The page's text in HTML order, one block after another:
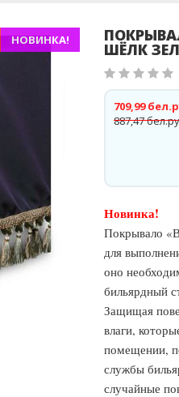
НОВИНКА! ШЁЛК
887,47
709,99
Новинка!
Покрывало
для
оно
бильярдный
Защищая
влаги,
помещении,
службы
случайные